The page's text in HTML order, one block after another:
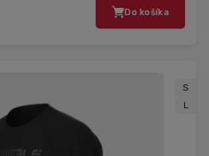
Do košíka
S
L